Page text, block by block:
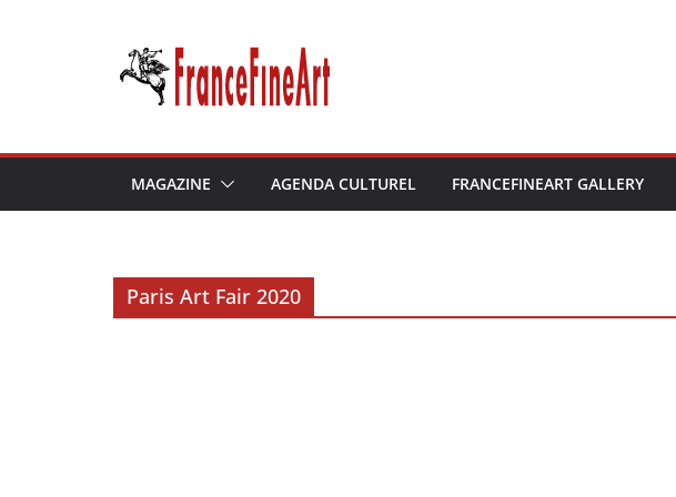
MAGAZINE AGENDA CULTUREL FRANCEFINEART GALLERY
Paris Art Fair 2020